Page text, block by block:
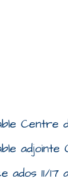
Centre
ados 11/17